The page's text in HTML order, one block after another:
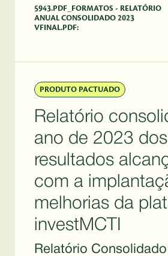
5943.PDF_FORMATOS - RELATÓRIO
ANUAL CONSOLIDADO 2023
VFINAL.PDF:
PRODUTO PACTUADO
Relatório
ano de 2023 dos
resultados
com a
melhorias da
investMCTI
Relatório